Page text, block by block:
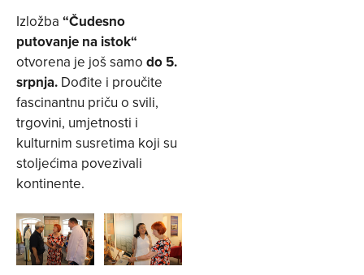
Izložba “Čudesno
putovanje na istok“
otvorena je još samo do 5.
srpnja. Dođite i proučite
fascinantnu priču o svili,
trgovini, umjetnosti i
kulturnim susretima koji su
stoljećima povezivali
kontinente.